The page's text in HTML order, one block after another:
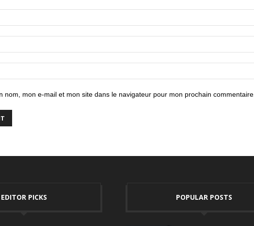
nom, mon e-mail et mon site dans le navigateur pour mon prochain commentaire.
EDITOR PICKS POPULAR POSTS